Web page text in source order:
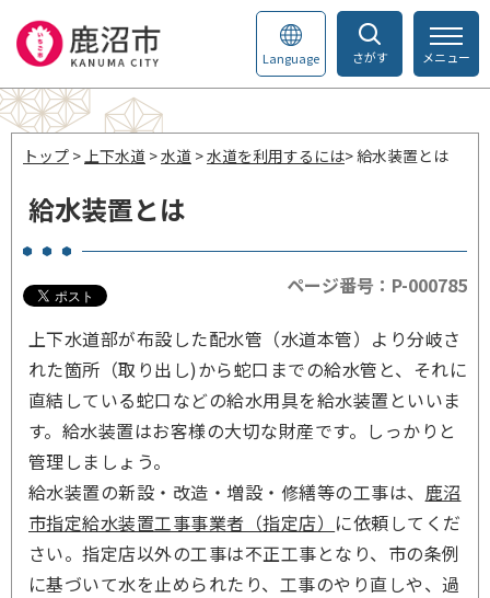
さがす
Language メニュー
トップ >上下水道 >水道 >水道を利用するには> 給水装置とは
給水装置とは
ページ番号：P-000785
上下水道部が布設した配水管（水道本管）より分岐さ
れた箇所（取り出し)から蛇口までの給水管と、それに
直結している蛇口などの給水用具を給水装置といいま
す。給水装置はお客様の大切な財産です。しっかりと
管理しましょう。
給水装置の新設・改造・増設・修繕等の工事は、 鹿沼
市指定給水装置工事事業者（指定店） に依頼してくだ
さい。指定店以外の工事は不正工事となり、市の条例
に基づいて水を止められたり、工事のやり直しや、過